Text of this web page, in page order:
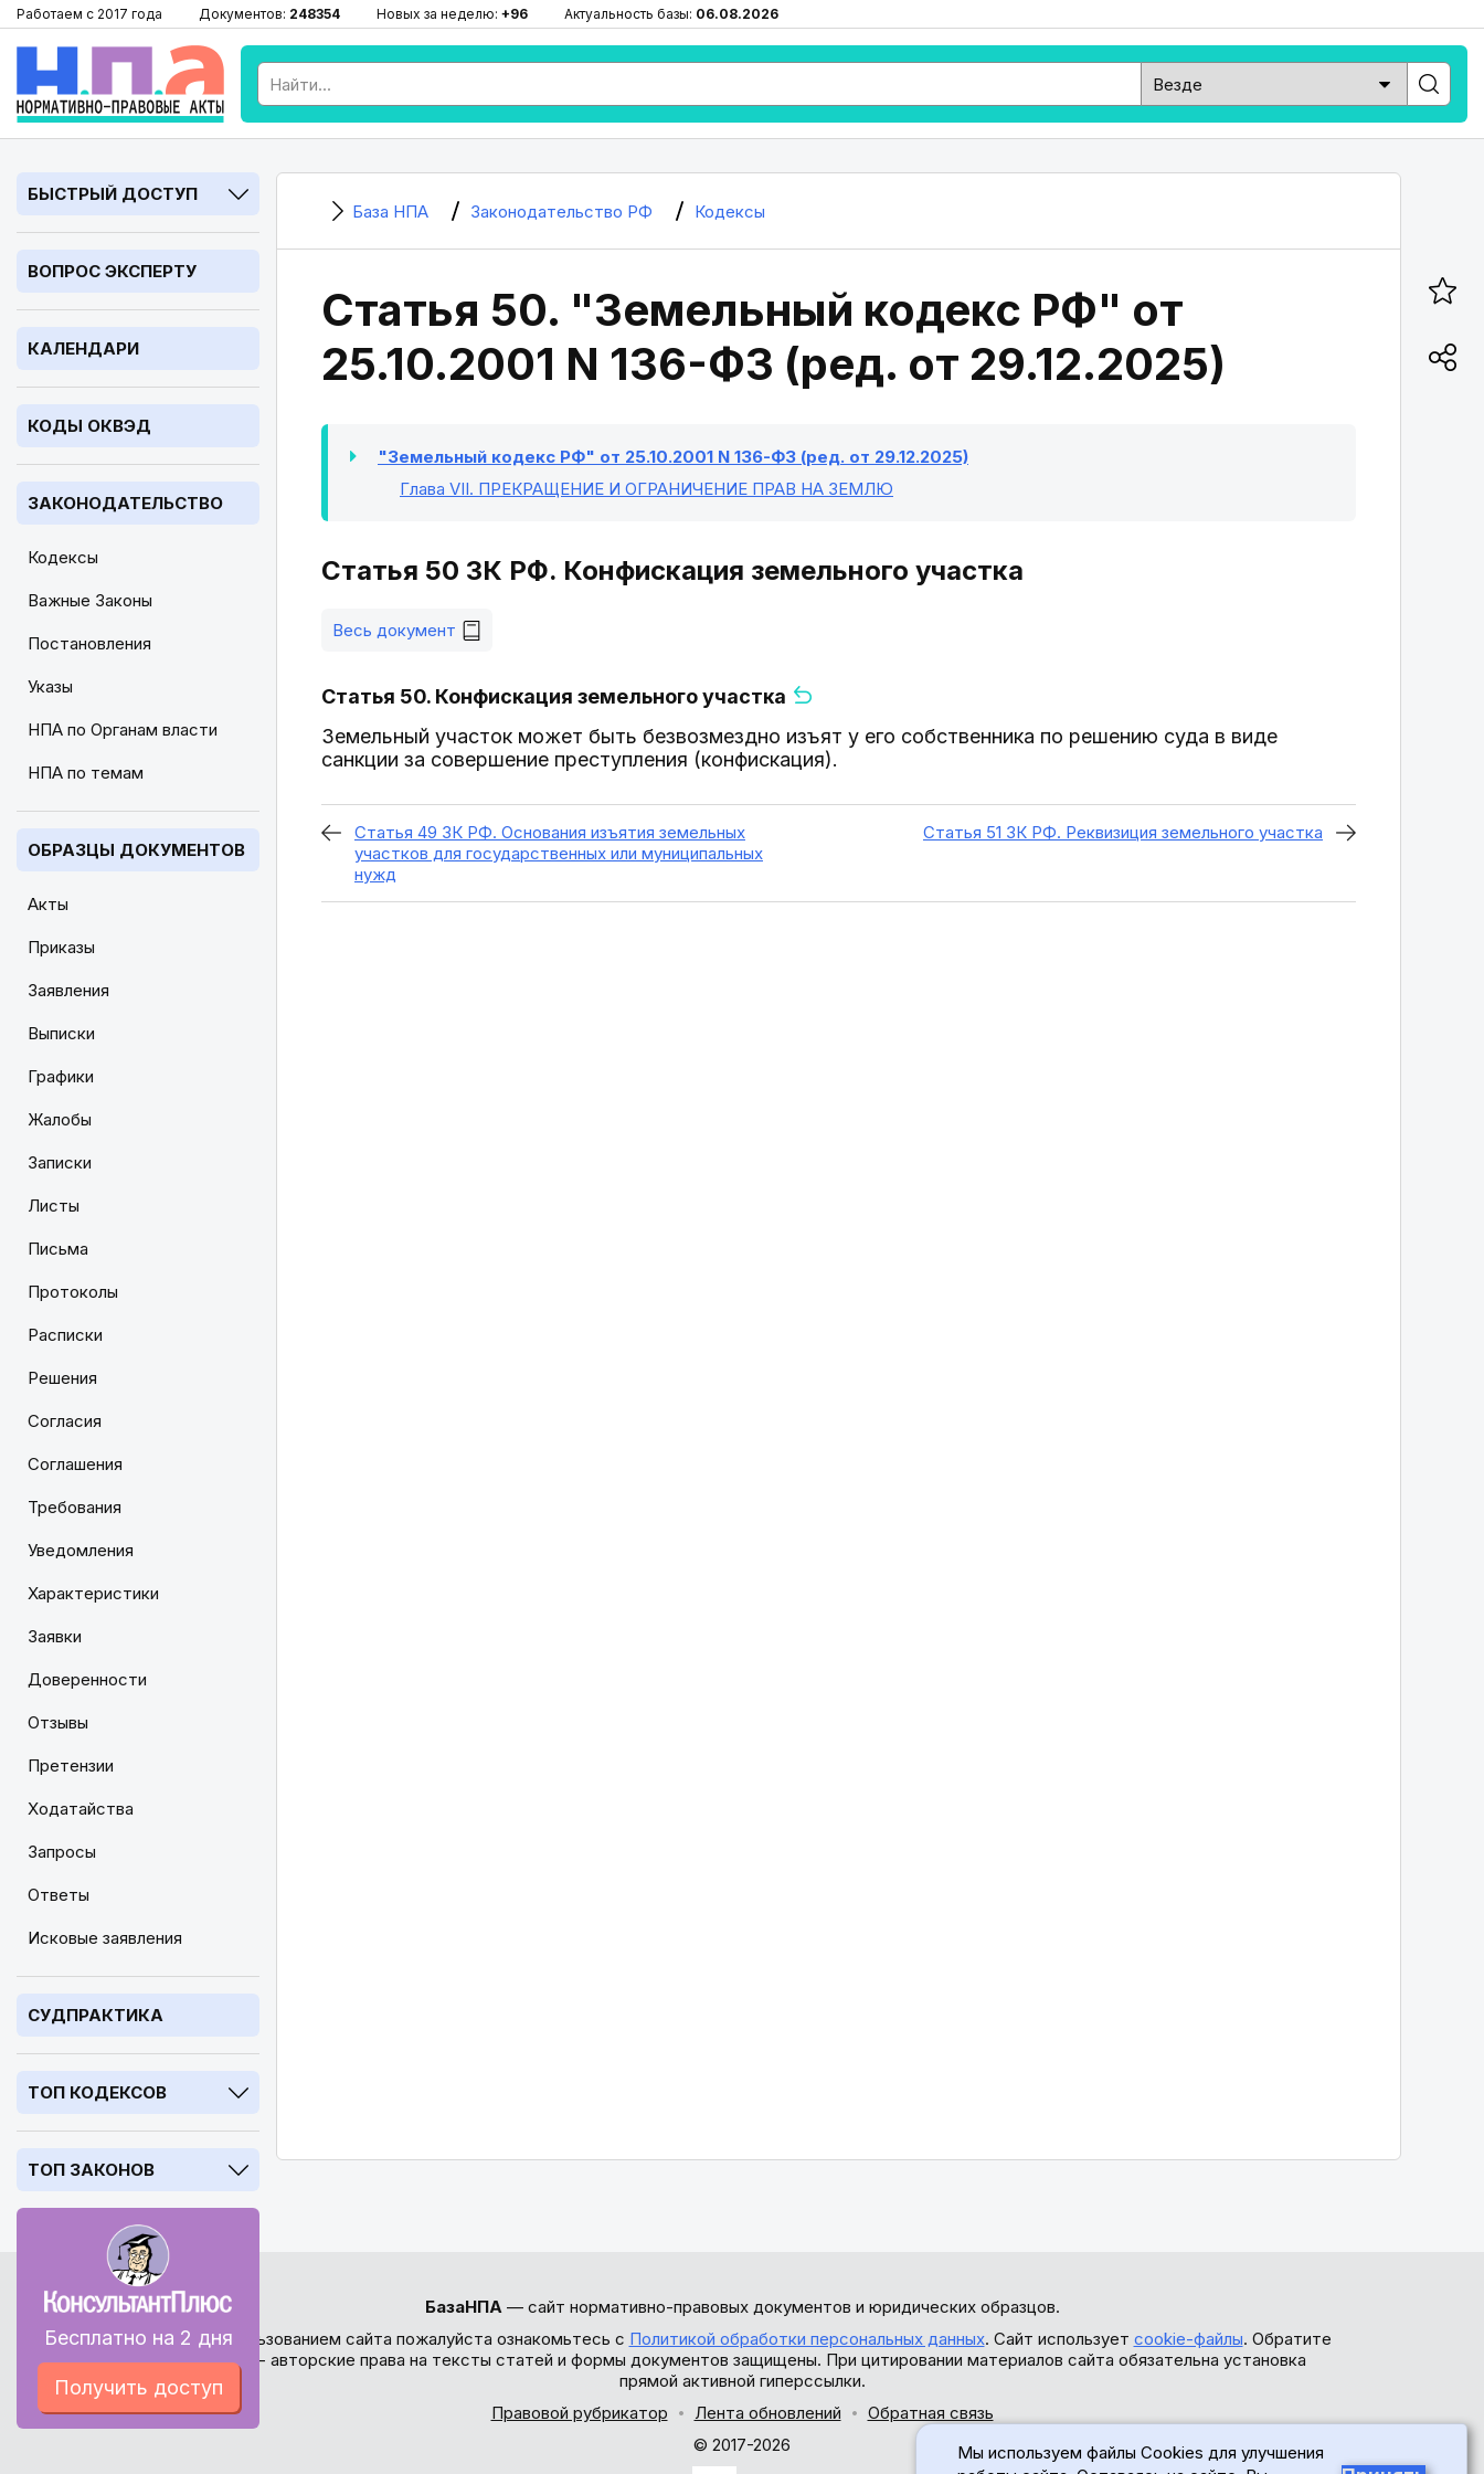
Работаем с 2017 года Документов: 248354 Новых за неделю: +96 Актуальность базы: 06.08.2026
БЫСТРЫЙ ДОСТУП
ВОПРОС ЭКСПЕРТУ
КАЛЕНДАРИ
КОДЫ ОКВЭД
ЗАКОНОДАТЕЛЬСТВО
Кодексы
Важные Законы
Постановления
Указы
НПА по Органам власти
НПА по темам
ОБРАЗЦЫ ДОКУМЕНТОВ
Акты
Приказы
Заявления
Выписки
Графики
Жалобы
Записки
Листы
Письма
Протоколы
Расписки
Решения
Согласия
Соглашения
Требования
Уведомления
Характеристики
Заявки
Доверенности
Отзывы
Претензии
Ходатайства
Запросы
Ответы
Исковые заявления
СУДПРАКТИКА
ТОП КОДЕКСОВ
ТОП ЗАКОНОВ
Бесплатно на 2 дня
Получить доступ
База НПА Законодательство РФ Кодексы
Статья 50. "Земельный кодекс РФ" от
25.10.2001 N 136-ФЗ (ред. от 29.12.2025)
"Земельный кодекс РФ" от 25.10.2001 N 136-ФЗ (ред. от 29.12.2025)
Глава VII. ПРЕКРАЩЕНИЕ И ОГРАНИЧЕНИЕ ПРАВ НА ЗЕМЛЮ
Статья 50 ЗК РФ. Конфискация земельного участка
Весь документ
Статья 50. Конфискация земельного участка
Земельный участок может быть безвозмездно изъят у его собственника по решению суда в виде
санкции за совершение преступления (конфискация).
Статья 49 ЗК РФ. Основания изъятия земельных
участков для государственных или муниципальных
нужд
Статья 51 ЗК РФ. Реквизиция земельного участка
БазаНПА— сайт нормативно-правовых документов и юридических образцов.
Перед использованием сайта пожалуйста ознакомьтесь с Политикой обработки персональных данных. Сайт использует cookie-файлы. Обратите
внимание - авторские права на тексты статей и формы документов защищены. При цитировании материалов сайта обязательна установка
прямой активной гиперссылки.
Правовой рубрикатор
Лента обновлений
Обратная связь
© 2017-2026
Мы используем файлы Cookies для улучшения